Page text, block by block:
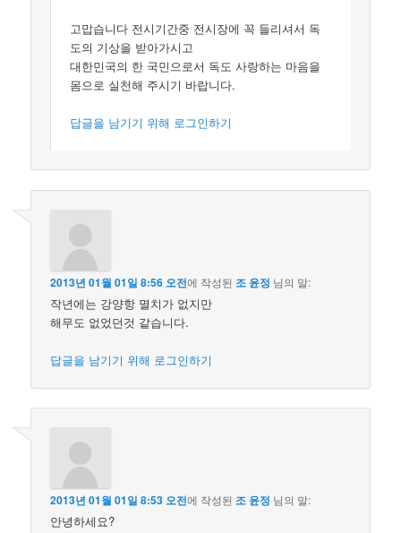
고맙습니다 전시기간중 전시장에 꼭 들리셔서 독
도의 기상을 받아가시고
대한민국의 한 국민으로서 독도 사랑하는 마음을
몸으로 실천해 주시기 바랍니다.
답글을 남기기 위해 로그인하기
2013년 01월 01일 8:56 오전에 작성된 조 윤정 님의 말:
작년에는 강양항 멸치가 없지만
해무도 없었던것 같습니다.
답글을 남기기 위해 로그인하기
2013년 01월 01일 8:53 오전에 작성된 조 윤정 님의 말:
안녕하세요?